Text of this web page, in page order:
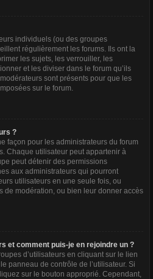
individuels (ou des groupes
régulièrement les forums. Ils ont la
les sujets, les verrouiller, les
et les diviser dans le forum qu’ils
sont présents pour que les
sur le forum.
?
façon pour les administrateurs du forum
Chaque utilisateur peut appartenir à
peut détenir des permissions
aux administrateurs qui pourront
utilisateurs en une seule fois, ou
de modération, ou bien leur donner accès
et comment puis-je en rejoindre un ?
d’utilisateurs en cliquant sur le lien
panneau de contrôle de l’utilisateur. Si
sur le bouton approprié. Cependant,